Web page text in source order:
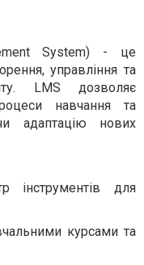
System) - це
управління та
LMS дозволяє
навчання та
адаптацію нових
інструментів для
курсами та